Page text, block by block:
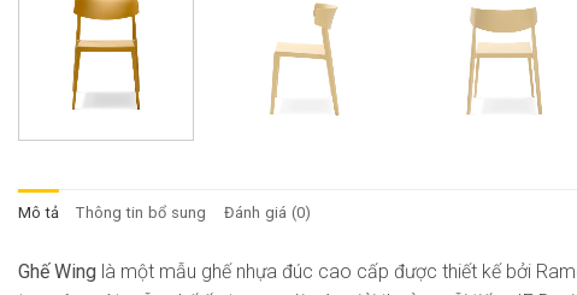
Mô tả Thông tin bổ sung Đánh giá (0)
Ghế Wing là một mẫu ghế nhựa đúc cao cấp được thiết kế bởi